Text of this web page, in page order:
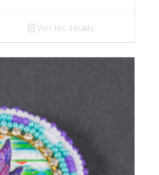
Voir les détails